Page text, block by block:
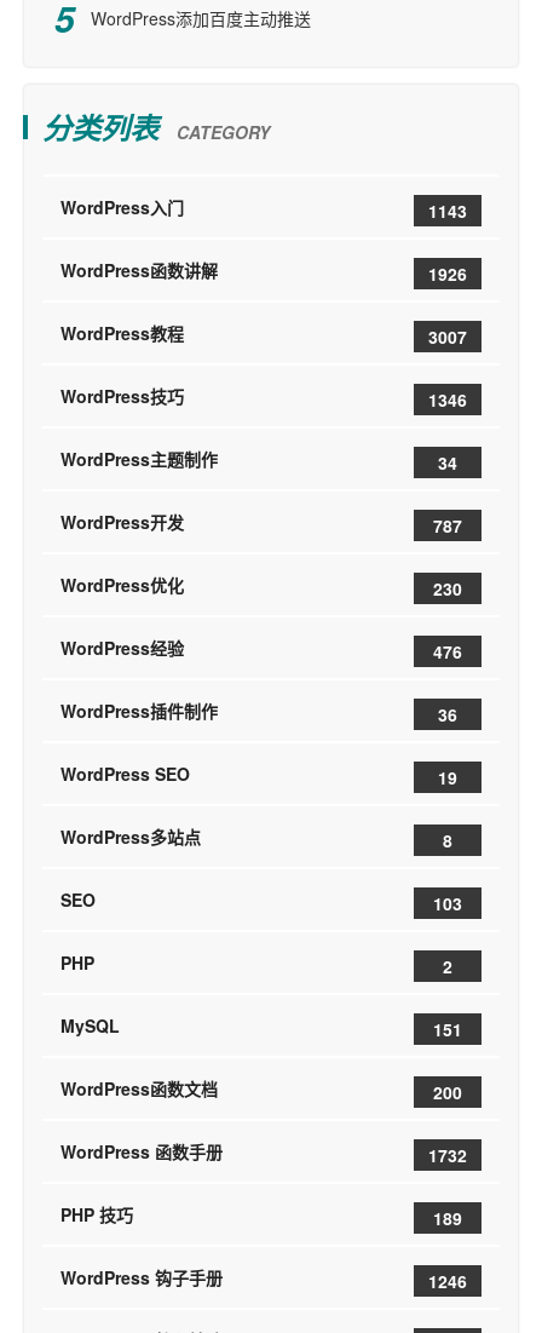
WordPress添加百度主动推送
分类列表 CATEGORY
WordPress入门 1143
WordPress函数讲解 1926
WordPress教程 3007
WordPress技巧 1346
WordPress主题制作 34
WordPress开发 787
WordPress优化 230
WordPress经验 476
WordPress插件制作 36
WordPress SEO 19
WordPress多站点 8
SEO 103
PHP 2
MySQL 151
WordPress函数文档 200
WordPress 函数手册 1732
PHP 技巧 189
WordPress 钩子手册 1246